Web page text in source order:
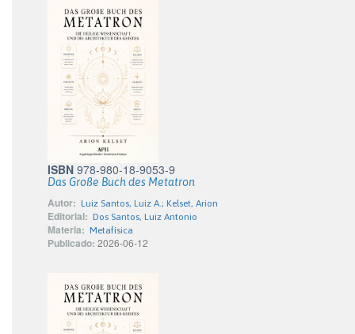
ISBN 978-980-18-9053-9
Das Große Buch des Metatron
Autor: Luiz Santos, Luiz A.; Kelset, Arion
Editorial: Dos Santos, Luiz Antonio
Materia: Metafísica
Publicado: 2026-06-12